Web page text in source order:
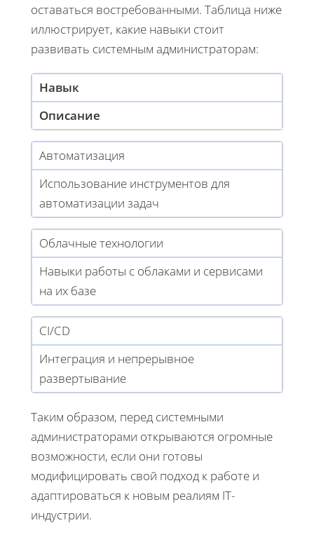
оставаться востребованными. Таблица ниже
иллюстрирует, какие навыки стоит
развивать системным администраторам:
Навык
Описание
Автоматизация
Использование инструментов для
автоматизации задач
Облачные технологии
Навыки работы с облаками и сервисами
на их базе
CI/CD
Интеграция и непрерывное
развертывание
Таким образом, перед системными
администраторами открываются огромные
возможности, если они готовы
модифицировать свой подход к работе и
адаптироваться к новым реалиям IT-
индустрии.